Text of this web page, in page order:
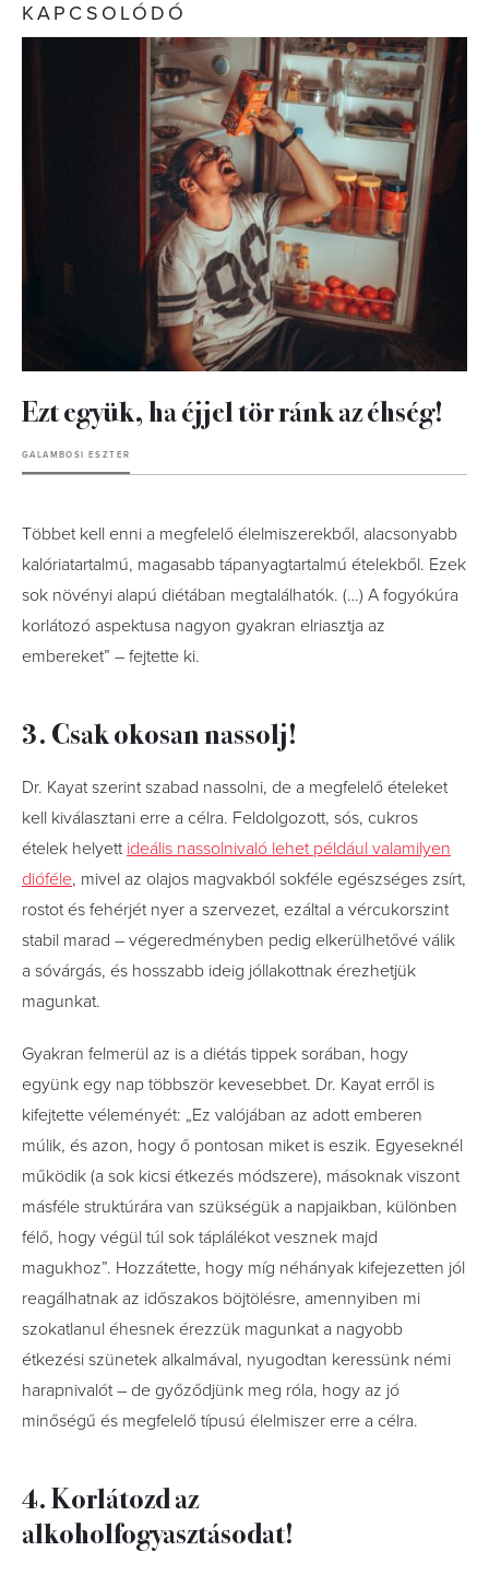
KAPCSOLÓDÓ
Ezt együk, ha éjjel tör ránk az éhség!
GALAMBOSI ESZTER
Többet kell enni a megfelelő élelmiszerekből, alacsonyabb
kalóriatartalmú, magasabb tápanyagtartalmú ételekből. Ezek
sok növényi alapú diétában megtalálhatók. (…) A fogyókúra
korlátozó aspektusa nagyon gyakran elriasztja az
embereket” – fejtette ki.
3. Csak okosan nassolj!
Dr. Kayat szerint szabad nassolni, de a megfelelő ételeket
kell kiválasztani erre a célra. Feldolgozott, sós, cukros
ételek helyett ideális nassolnivaló lehet például valamilyen
dióféle, mivel az olajos magvakból sokféle egészséges zsírt,
rostot és fehérjét nyer a szervezet, ezáltal a vércukorszint
stabil marad – végeredményben pedig elkerülhetővé válik
a sóvárgás, és hosszabb ideig jóllakottnak érezhetjük
magunkat.
Gyakran felmerül az is a diétás tippek sorában, hogy
együnk egy nap többször kevesebbet. Dr. Kayat erről is
kifejtette véleményét: „Ez valójában az adott emberen
múlik, és azon, hogy ő pontosan miket is eszik. Egyeseknél
működik (a sok kicsi étkezés módszere), másoknak viszont
másféle struktúrára van szükségük a napjaikban, különben
félő, hogy végül túl sok táplálékot vesznek majd
magukhoz”. Hozzátette, hogy míg néhányak kifejezetten jól
reagálhatnak az időszakos böjtölésre, amennyiben mi
szokatlanul éhesnek érezzük magunkat a nagyobb
étkezési szünetek alkalmával, nyugodtan keressünk némi
harapnivalót – de győződjünk meg róla, hogy az jó
minőségű és megfelelő típusú élelmiszer erre a célra.
4. Korlátozd az
alkoholfogyasztásodat!